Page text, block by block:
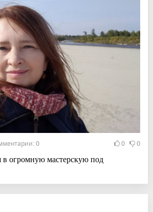
0 0 0
в огромную мастерскую под